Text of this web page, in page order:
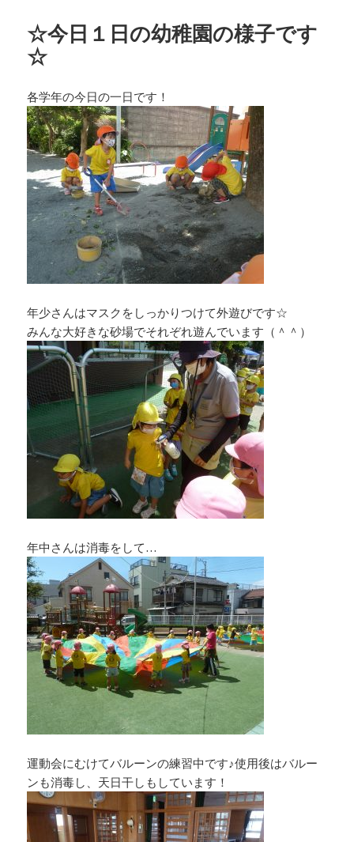
ー
☆今日１日の幼稚園の様子です
☆
各学年の今日の一日です！
年少さんはマスクをしっかりつけて外遊びです☆
みんな大好きな砂場でそれぞれ遊んでいます（＾＾）
年中さんは消毒をして…
運動会にむけてバルーンの練習中です♪使用後はバルー
ンも消毒し、天日干しもしています！